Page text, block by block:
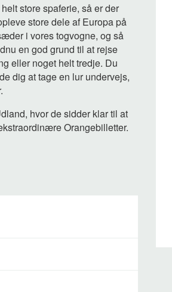
store spaferie, så er der
store dele af Europa på
i vores togvogne, og så
en god grund til at rejse
eller noget helt tredje. Du
dig at tage en lur undervejs,
hvor de sidder klar til at
Orangebilletter.